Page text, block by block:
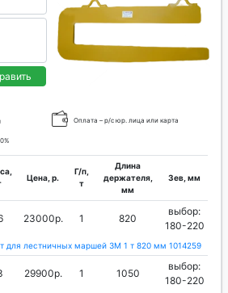
Оплата – р/с юр. лица или карта
Цена, р.
Г/п,
т
Длина
держателя,
мм
Зев, мм
23000р. 1 820
выбор:
180-220
для лестничных маршей ЗМ 1 т 820 мм 1014259
29900р. 1 1050
выбор:
180-220